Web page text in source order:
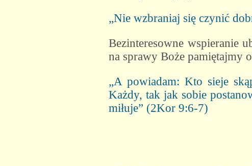
„Nie wzbraniaj się czynić
Bezinteresowne wspieranie
na sprawy Boże pamiętajmy
„A powiadam: Kto sieje
Każdy, tak jak sobie
miłuje” (2Kor 9:6-7)